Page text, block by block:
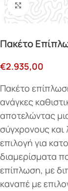
Κάντε
Πακέτο
€2.935,00
Πακέτο
ανάγκες
αποτελώντας
σύγχρονους και
επιλογή για
διαμερίσματα
επίπλωση, με
καναπέ με